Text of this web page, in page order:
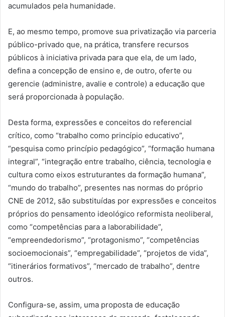
acumulados pela humanidade.
E, ao mesmo tempo, promove sua privatização via parceria
público-privado que, na prática, transfere recursos
públicos à iniciativa privada para que ela, de um lado,
defina a concepção de ensino e, de outro, oferte ou
gerencie (administre, avalie e controle) a educação que
será proporcionada à população.
Desta forma, expressões e conceitos do referencial
crítico, como “trabalho como princípio educativo”,
“pesquisa como princípio pedagógico”, “formação humana
integral”, “integração entre trabalho, ciência, tecnologia e
cultura como eixos estruturantes da formação humana”,
“mundo do trabalho”, presentes nas normas do próprio
CNE de 2012, são substituídas por expressões e conceitos
próprios do pensamento ideológico reformista neoliberal,
como “competências para a laborabilidade”,
“empreendedorismo”, “protagonismo”, “competências
socioemocionais”, “empregabilidade”, “projetos de vida”,
“itinerários formativos”, “mercado de trabalho”, dentre
outros.
Configura-se, assim, uma proposta de educação